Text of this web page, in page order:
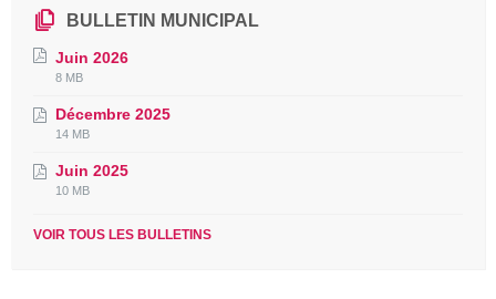
BULLETIN MUNICIPAL
Juin 2026
File
pdf
File
8 MB
Décembre 2025
File
pdf
File
14 MB
Juin 2025
File
pdf
File
10 MB
VOIR TOUS LES BULLETINS